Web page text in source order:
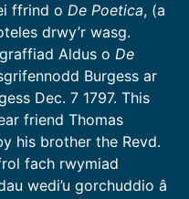
ffrind oDe Poetica, (a
drwy’r wasg.
Aldus oDe
Burgess ar
Dec. 7 1797. This
friend Thomas
his brother the Revd.
fach rwymiad
wedi’u gorchuddio â